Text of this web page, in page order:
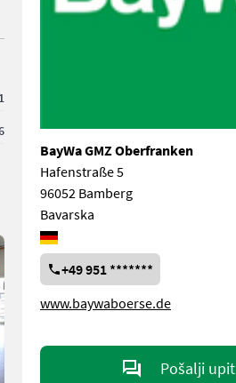
BayWa GMZ Oberfranken
Hafenstraße 5
96052 Bamberg
Bavarska
+49 951 *******
www.baywaboerse.de
Pošalji upit